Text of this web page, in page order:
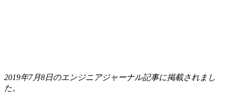
2019年7月8日のエンジニアジャーナル記事に掲載されまし
た。